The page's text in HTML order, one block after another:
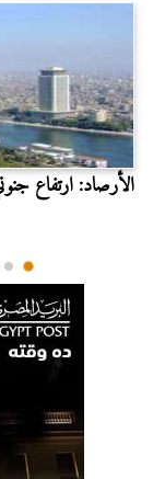
الأرصاد: ارتفاع جنوني